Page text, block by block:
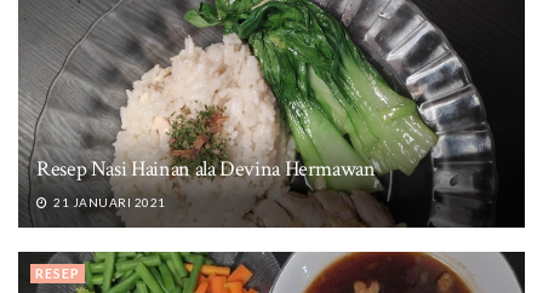
Resep Nasi Hainan ala Devina Hermawan
21 JANUARI 2021
RESEP